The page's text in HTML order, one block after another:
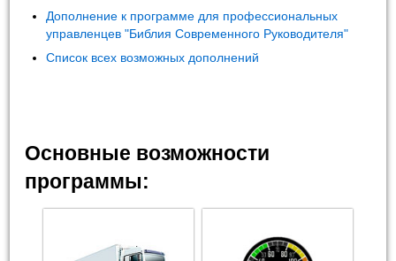
Дополнение к программе для профессиональных
управленцев "Библия Современного Руководителя"
Список всех возможных дополнений
Основные возможности
программы: